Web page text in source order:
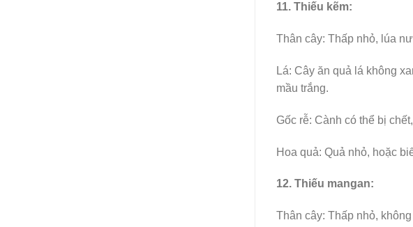
11. Thiếu kẽm:
Thân cây: Thấp nhỏ, lúa
Lá: Cây ăn quả lá không
mầu trắng.
Gốc rễ: Cành có thể bị
Hoa quả: Quả nhỏ, hoặc
12. Thiếu mangan:
Thân cây: Thấp nhỏ,